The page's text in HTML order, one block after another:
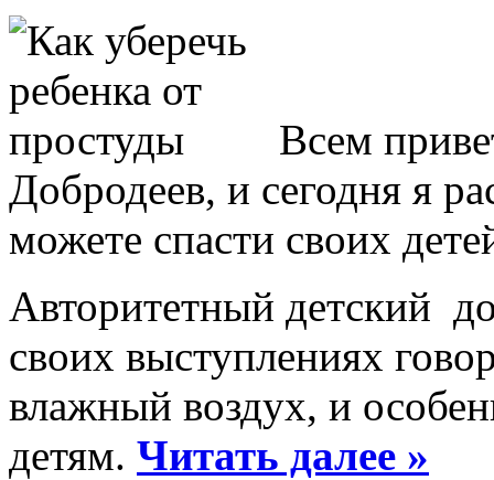
Всем
Добродеев, и сегодня я
можете спасти своих
Авторитетный детский
своих выступлениях
влажный воздух, и
детям. Читать далее »